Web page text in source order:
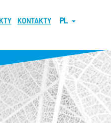
KONTAKTY PL